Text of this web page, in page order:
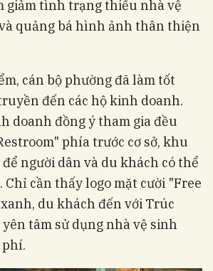
giảm tình trạng thiếu nhà vệ
quảng bá hình ảnh thân thiện
cán bộ phường đã làm tốt
đến các hộ kinh doanh.
doanh đồng ý tham gia đều
phía trước cơ sở, khu
người dân và du khách có thể
cần thấy logo mặt cười "Free
du khách đến với Trúc
tâm sử dụng nhà vệ sinh
phí.